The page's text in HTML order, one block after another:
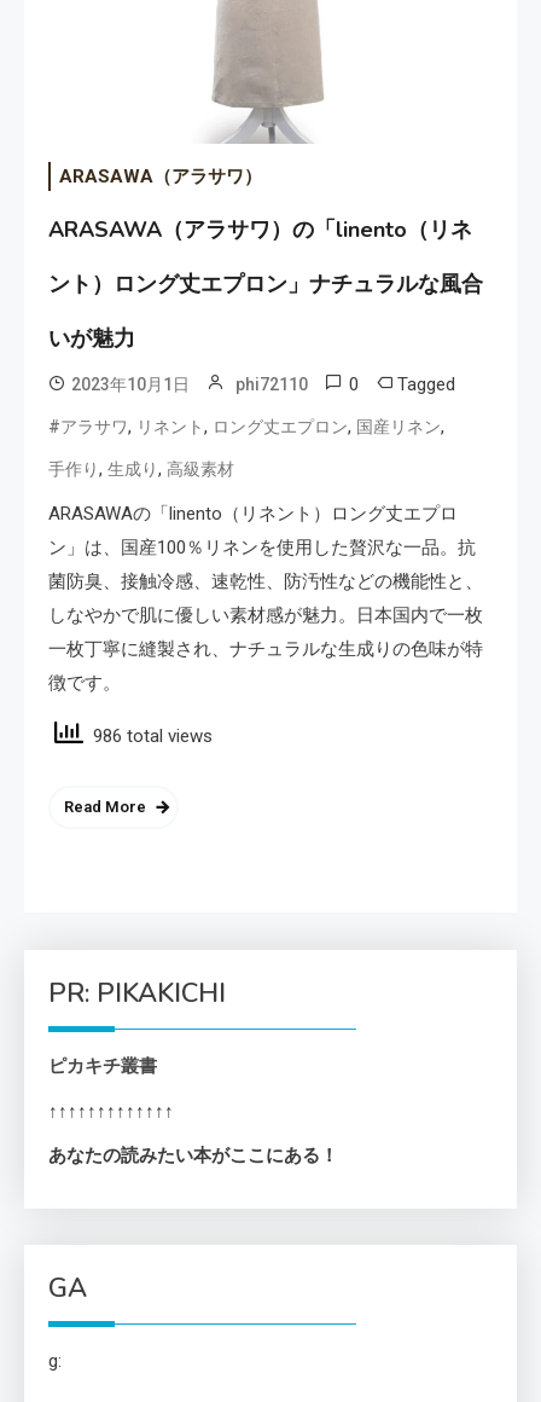
ARASAWA（アラサワ）
ARASAWA（アラサワ）の「linento（リネ
ント）ロング丈エプロン」ナチュラルな風合
いが魅力
2023年10月1日 phi72110 0 Tagged
#アラサワ, リネント, ロング丈エプロン, 国産リネン,
手作り, 生成り, 高級素材
ARASAWAの「linento（リネント）ロング丈エプロ
ン」は、国産100％リネンを使用した贅沢な一品。抗
菌防臭、接触冷感、速乾性、防汚性などの機能性と、
しなやかで肌に優しい素材感が魅力。日本国内で一枚
一枚丁寧に縫製され、ナチュラルな生成りの色味が特
徴です。
986 total views
Read More
PR: PIKAKICHI
ピカキチ叢書
↑↑↑↑↑↑↑↑↑↑↑↑↑
あなたの読みたい本がここにある！
GA
g: